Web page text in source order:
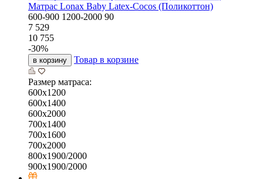
Матрас Lonax Baby Latex-Cocos (Поликоттон)
600-900 1200-2000 90
7 529
10 755
-30%
в корзину Товар в корзине
Размер матраса:
600х1200
600х1400
600х2000
700х1400
700х1600
700х2000
800х1900/2000
900х1900/2000